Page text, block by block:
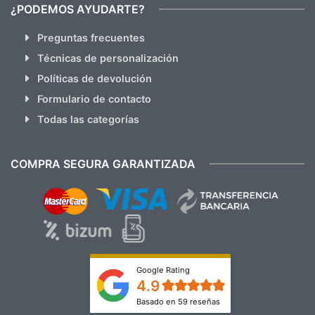
¿PODEMOS AYUDARTE?
Preguntas frecuentes
Técnicas de personalización
Políticas de devolución
Formulario de contacto
Todas las categorías
COMPRA SEGURA GARANTIZADA
Google Rating
4.9
Basado en 59 reseñas